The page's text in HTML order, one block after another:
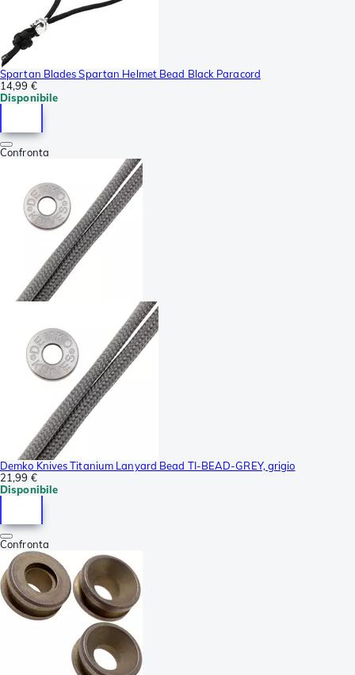
Spartan Blades Spartan Helmet Bead Black Paracord
14,99 €
Disponibile
Confronta
Demko Knives Titanium Lanyard Bead TI-BEAD-GREY, grigio
21,99 €
Disponibile
Confronta